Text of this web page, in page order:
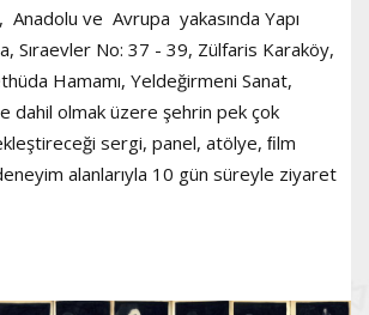
Anadolu ve Avrupa yakasında Yapı
Sıraevler No: 37 - 39, Zülfaris Karaköy,
Hamamı, Yeldeğirmeni Sanat,
dahil olmak üzere şehrin pek çok
sergi, panel, atölye, ﬁlm
alanlarıyla 10 gün süreyle ziyaret